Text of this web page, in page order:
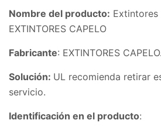
Nombre del producto:
EXTINTORES CAPELO
Fabricante: EXTINTORES CAPELO.
Solución: UL recomienda retirar
servicio.
Identificación en el producto: